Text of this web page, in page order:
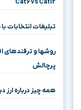
تبلیغات انتخابات
روشها و ترفندهای
پرچالش
همه چیز درباره ارز